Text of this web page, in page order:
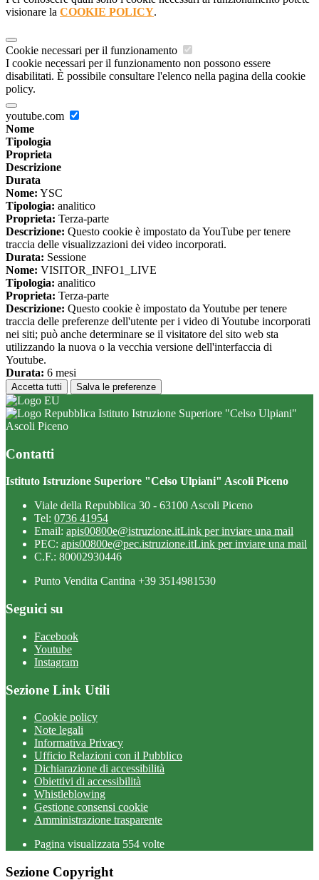
visionare la COOKIE POLICY.
Cookie necessari per il funzionamento
I cookie necessari per il funzionamento non possono essere
disabilitati. È possibile consultare l'elenco nella pagina della cookie
policy.
youtube.com
Nome
Tipologia
Proprieta
Descrizione
Durata
Nome: YSC
Tipologia: analitico
Proprieta: Terza-parte
Descrizione: Questo cookie è impostato da YouTube per tenere
traccia delle visualizzazioni dei video incorporati.
Durata: Sessione
Nome: VISITOR_INFO1_LIVE
Tipologia: analitico
Proprieta: Terza-parte
Descrizione: Questo cookie è impostato da Youtube per tenere
traccia delle preferenze dell'utente per i video di Youtube incorporati
nei siti; può anche determinare se il visitatore del sito web sta
utilizzando la nuova o la vecchia versione dell'interfaccia di
Youtube.
Durata: 6 mesi
Accetta tutti Salva le preferenze
Istituto Istruzione Superiore "Celso Ulpiani"
Ascoli Piceno
Contatti
Istituto Istruzione Superiore "Celso Ulpiani" Ascoli Piceno
Viale della Repubblica 30 - 63100 Ascoli Piceno
Tel: 0736 41954
Email: apis00800e@istruzione.itLink per inviare una mail
PEC: apis00800e@pec.istruzione.itLink per inviare una mail
C.F.: 80002930446
Punto Vendita Cantina +39 3514981530
Seguici su
Facebook
Youtube
Instagram
Sezione Link Utili
Cookie policy
Note legali
Informativa Privacy
Ufficio Relazioni con il Pubblico
Dichiarazione di accessibilità
Obiettivi di accessibilità
Whistleblowing
Gestione consensi cookie
Amministrazione trasparente
Pagina visualizzata 554 volte
Sezione Copyright